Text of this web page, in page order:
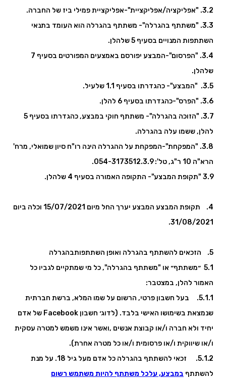
3.2. "אפליקציה/אפליקציית"-אפליקציית פמילי ביז של החברה.
3.3. "משתתף בהגרלה"- משתתף בהגרלה הוא העומד בתנאי
השתתפות המנויים בסעיף 5 שלהלן.
3.4. "הפרסום"-המבצע יפורסם באמצעים המפורטים בסעיף 7
שלהלן.
3.5. "המבצע"- כהגדרתו בסעיף 1.1 שלעיל.
3.6. "הפרס"-כהגדרתו בסעיף 6 להלן.
3.7. "הזוכה בהגרלה"- משתתף חוקי במבצע, כהגדרתו בסעיף 5
להלן, ששמו עלה בהגרלה.
3.8. "המפקחת"-המפקחת על ההגרלה הינה רו"ח סיון שמואלי, מרח'
הרא"ה 10 ר"ג, טל': 054-3173512.3.9.
3.9 "תקופת המבצע"- התקופה האמורה בסעיף 4 שלהלן.
4. תקופת המבצע המבצע יערך החל מיום 15/07/2021 וכלה ביום
31/08/2021.
5. הזכאים להשתתף בהגרלה ואופן השתתפותבהגרלה
5.1 ״משתתף״ או "משתתף בהגרלה", כל מי שמתקיים לגביו כל
האמור להלן, במצטבר:
5.1.1. בעל חשבון פרטי, הרשום על שמו המלא, ברשת חברתית
שנמצאת בשימושו האישי בלבד. (לדוג׳ חשבון Facebook של אדם
יחיד ולא חברה ו/או קבוצת אנשים ,ואשר אינו משמש למטרה עסקית
ו/או שיווקית ו/או פרסומית ו/או כל מטרה אחרת).
5.1.2. זכאי להשתתף בהגרלה כל אדם מעל גיל 18. על מנת
להשתתף במבצע, עלכל משתתף להיות משתמש רשום